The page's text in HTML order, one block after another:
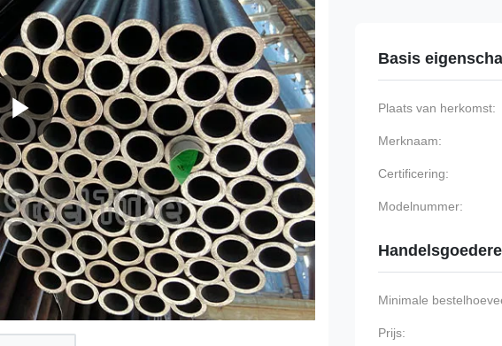
Basis
Plaats van herkomst:
Merknaam:
Certificering:
Modelnummer:
Minimale
Prijs: